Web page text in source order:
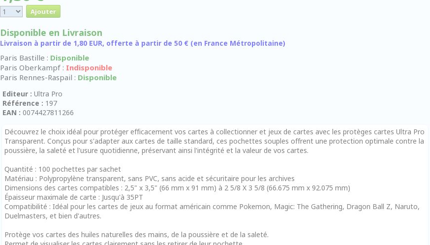
Disponible en Livraison
Livraison à partir de 1,80 EUR, offerte à partir de 50 € (en France Métropolitaine)
Paris Bastille : Disponible
Paris Oberkampf : Indisponible
Paris Rennes-Raspail : Disponible
Editeur : Ultra Pro
Référence : 197
EAN : 0074427811266
Découvrez le choix idéal pour protéger efficacement vos cartes à collectionner et jeux de cartes avec les protèges cartes Ultra Pro
Transparent. Conçus pour s'adapter aux cartes de taille standard, ces pochettes souples offrent une protection optimale contre la
poussière, la saleté et l'usure quotidienne, préservant ainsi l'intégrité et la valeur de vos cartes.
Quantité : 100 pochettes par sachet
Matériau : Polypropylène transparent, sans PVC, sans acide et sécuritaire pour les archives
Dimensions des cartes compatibles : 2,5" x 3,5" (66 mm x 91 mm) à 2 5/8 X 3 5/8 (66.675 mm x 92.075 mm)
Épaisseur maximale de carte : Jusqu'à 35PT
Compatibilité : Idéal pour les cartes de jeux au format américain comme Pokemon, Magic: The Gathering, Dragon Ball Z, Naruto,
Duelmasters, et bien d'autres.
Protège vos cartes des huiles naturelles des mains, de la poussière et de la saleté.